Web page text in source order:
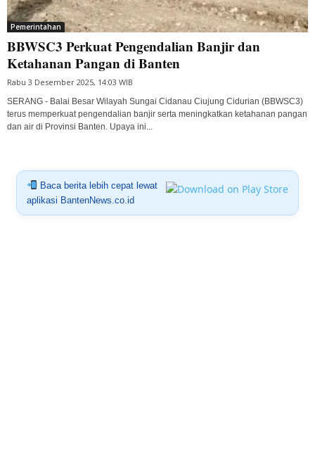
Pemerintahan
BBWSC3 Perkuat Pengendalian Banjir dan
Ketahanan Pangan di Banten
Rabu 3 Desember 2025, 14:03 WIB
SERANG - Balai Besar Wilayah Sungai Cidanau Ciujung Cidurian (BBWSC3)
terus memperkuat pengendalian banjir serta meningkatkan ketahanan pangan
dan air di Provinsi Banten. Upaya ini...
Baca berita lebih cepat lewat
aplikasi BantenNews.co.id